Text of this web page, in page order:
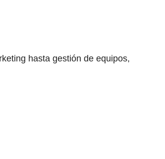
hasta gestión de equipos,